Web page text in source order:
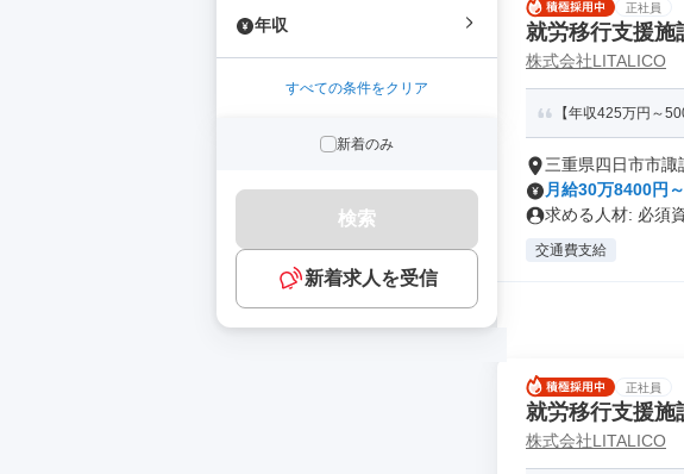
年収
すべての条件をクリア
新着のみ
検索
新着求人を受信
正社員
就労移行支援施
株式会社LITALICO
【年収425万円～
三重県四日市市諏
月給30万8400円
求める人材: 必須
交通費支給
正社員
就労移行支援施
株式会社LITALICO